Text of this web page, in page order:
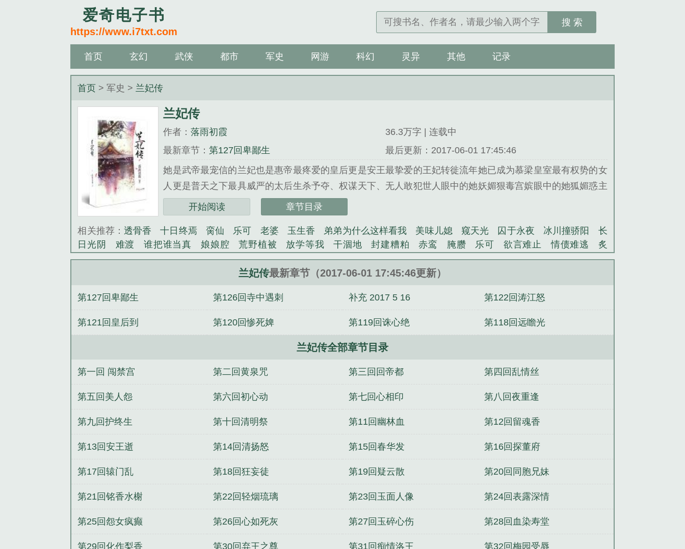
爱奇电子书
https://www.i7txt.com
搜 索
首页 玄幻 武侠 都市 军史 网游 科幻 灵异 其他 记录
首页 > 军史 > 兰妃传
兰妃传
作者：落雨初霞
36.3万字 | 连载中
最新章节：第127回卑鄙生
最后更新：2017-06-01 17:45:46
她是武帝最宠信的兰妃也是惠帝最疼爱的皇后更是安王最挚爱的王妃转徙流年她已成为慕梁皇室最有权势的女
人更是普天之下最具威严的太后生杀予夺、权谋天下、无人敢犯世人眼中的她妖媚狠毒宫嫔眼中的她狐媚惑主
魅惑圣上、把持朝政、诛杀亲王可是谁又知道她从不愿如此回首当年，她想要的不过是守着他安度一生谁知造
化弄人，转眼间竟成了他哥哥的女人寂静宫墙，她也曾想过安心独守然而命运无常苦厄接踵而至逼得她不得不
奋起反抗...
《兰妃传》是落雨初霞精心创作的军史类小说。
开始阅读 章节目录
相关推荐： 透骨香 十日终焉 脔仙 乐可 老婆 玉生香 弟弟为什么这样看我 美味儿媳 窥天光 囚于永夜 冰川撞骄阳
长
日光阴
难渡 谁把谁当真 娘娘腔 荒野植被 放学等我 干涸地 封建糟粕 赤鸾 腌臜 乐可 欲言难止 情债难逃
炙
野
覆雨翻云 欲女封 野火 撒野 沁桃 提灯看刺刀 易感 折腰 桃运无双 金麟岂是池中物 掌中的美母 破云2吞海
爱
偷偷藏不住 商野周颂 针锋对决 原来我是鲛人 医道风流
惊华
金银花露 混乱家庭派对 想抱你 她的半纱裙 夏寻无望 夜奔 李兵沈思 沪上烟雨 玉荷 于青
白鹭
帐中珠 三人行 裴医生 青云红颜 恋爱日 折骨 一屋暗灯 带枪出巡 哥哥管教的日子
老书屋免费阅读 女生小说网
兰妃传动漫第三集 兰妃传忆紫嫣
免费阅读 兰妃传忆紫嫣中文网 兰妃传杨飘兰 兰妃传动漫 兰妃传免费阅读 兰妃传小视频大结局 兰妃传小视频10
天女殿 长河图 不朽魔头 青石台 时空经轮 再世证道 如故 侦探网红祁亚男 烟途殇 第一妇好
兰妃传最新章节（2017-06-01 17:45:46更新）
第127回卑鄙生 第126回寺中遇刺 补充 2017 5 16 第122回涛江怒
第121回皇后到 第120回惨死婢 第119回诛心绝 第118回远瞻光
兰妃传全部章节目录
第一回 闯禁宫 第二回黄泉咒 第三回回帝都 第四回乱情丝
第五回美人怨 第六回初心动 第七回心相印 第八回夜重逢
第九回护终生 第十回清明祭 第11回幽林血 第12回留魂香
第13回安王逝 第14回清扬怒 第15回春华发 第16回探董府
第17回辕门乱 第18回狂妄徒 第19回疑云散 第20回同胞兄妹
第21回铭香水榭 第22回轻烟琉璃 第23回玉面人像 第24回表露深情
第25回怨女疯癫 第26回心如死灰 第27回玉碎心伤 第28回血染寿堂
第29回化作梨香 第30回弃王之尊 第31回痴情洛王 第32回梅园受辱